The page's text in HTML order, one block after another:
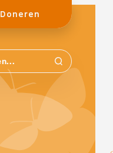
Doneren